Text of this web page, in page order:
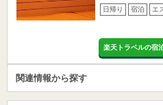
日帰り 宿泊 エ
楽天トラベルの宿
関連情報から探す